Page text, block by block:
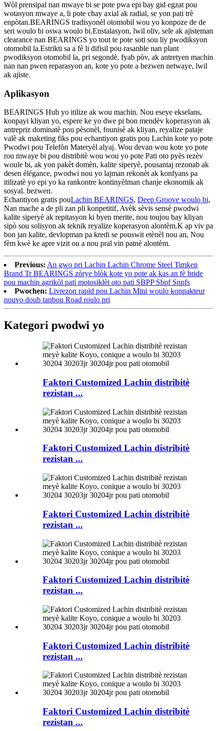
Wòl prensipal nan mwaye bi se pote pwa epi bay gid egzat pou
wotasyon mwaye a, li pote chay axial ak radial, se yon pati trè
enpòtan.BEARINGS tradisyonèl otomobil wou yo konpoze de de
seri woulo bi oswa woulo bi.Enstalasyon, lwil oliv, sele ak ajisteman
clearance nan BEARINGS yo tout te pote soti sou liy pwodiksyon
otomobil la.Estrikti sa a fè li difisil pou rasanble nan plant
pwodiksyon otomobil la, pri segondè, fyab pòv, ak antretyen machin
nan nan pwen reparasyon an, kote yo pote a bezwen netwaye, lwil
ak ajiste.
Aplikasyon
BEARINGS Hub yo itilize ak wou machin. Nou eseye ekselans,
konpayi kliyan yo, espere ke yo dwe pi bon mendèv koperasyon ak
antrepriz dominatè pou pèsonèl, founisè ak kliyan, reyalize pataje
valè ak maketing fiks pou echantiyon gratis pou Lachin kote yo pote
Pwodwi pou Telefòn Materyèl alyaj. Wou devan wou kote yo pote
rou mwaye bi pou distribitè wou wou yo pote Pati oto pyès rezèv
woule bi, ak yon pakèt domèn, kalite siperyè, pousantaj rezonab ak
desen élégance, pwodwi nou yo lajman rekonèt ak konfyans pa
itilizatè yo epi yo ka rankontre kontinyèlman chanje ekonomik ak
sosyal. bezwen.
Echantiyon gratis pouLachin BEARINGS, Deep Groove woulo bi,
Nan mache a de pli zan pli konpetitif, Avèk sèvis sensè pwodwi
kalite siperyè ak repitasyon ki byen merite, nou toujou bay kliyan
sipò sou solisyon ak teknik reyalize koperasyon alontèm.K ap viv pa
bon jan kalite, devlopman pa kredi se pouswit etènèl nou an, Nou
fèm kwè ke apre vizit ou a nou pral vin patnè alontèm.
Previous: An gwo pri Lachin Lachin Chrome Steel Timken
Brand Tr BEARINGS zòrye blòk kote yo pote ak kas an fè bride
pou machin agrikòl pati motosiklèt oto pati SBPP Sbpf Snpfs
Pwochen: Livrezon rapid pou Lachin Mini woulo konpakteur
nouvo doub tanbou Road roulo pri
Kategori pwodwi yo
Faktori Customized Lachin distribitè
rezistan ...
Faktori Customized Lachin distribitè
rezistan ...
Faktori Customized Lachin distribitè
rezistan ...
Faktori Customized Lachin distribitè
rezistan ...
Faktori Customized Lachin distribitè
rezistan ...
Faktori Customized Lachin distribitè
rezistan ...